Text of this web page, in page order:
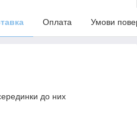
Оплата Умови
до них